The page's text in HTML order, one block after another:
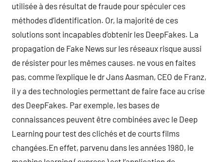
utilisée à des résultat de fraude pour spéculer ces
méthodes d’identification. Or, la majorité de ces
solutions sont incapables d’obtenir les DeepFakes. La
propagation de Fake News sur les réseaux risque aussi
de résister pour les mêmes causes. ne vous en faites
pas, comme l’explique le dr Jans Aasman, CEO de Franz,
il y a des technologies permettant de faire face au crise
des DeepFakes. Par exemple, les bases de
connaissances peuvent être combinées avec le Deep
Learning pour test des clichés et de courts films
changées.En effet, parvenu dans les années 1980, le